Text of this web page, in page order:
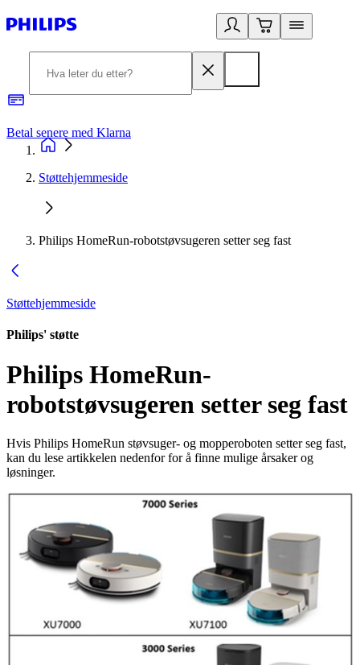
Betal senere med Klarna
Støttehjemmeside
Philips HomeRun-robotstøvsugeren setter seg fast
Støttehjemmeside
Philips' støtte
Philips HomeRun-
robotstøvsugeren setter seg fast
Hvis Philips HomeRun støvsuger- og mopperoboten setter seg fast,
kan du lese artikkelen nedenfor for å finne mulige årsaker og
løsninger.